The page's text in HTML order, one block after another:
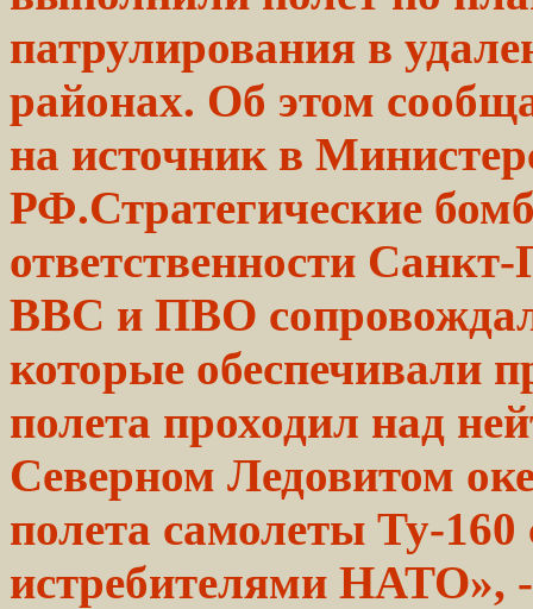
патрулирования в
районах. Об этом
на источник в
РФ.Стратегические
ответственности
ВВС и ПВО
которые обеспечивали
полета проходил над
Северном Ледовитом
полета самолеты Ту-160
истребителями НАТО»,